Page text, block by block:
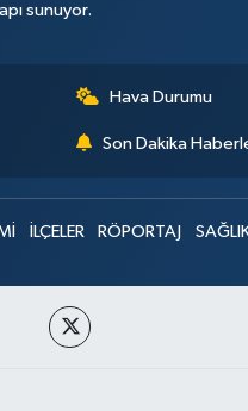
sunuyor.
Hava Durumu
Son Dakika
İLÇELER RÖPORTAJ